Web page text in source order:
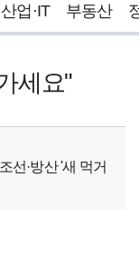
산업·IT 부동산
세요"
선·방산 '새 먹거